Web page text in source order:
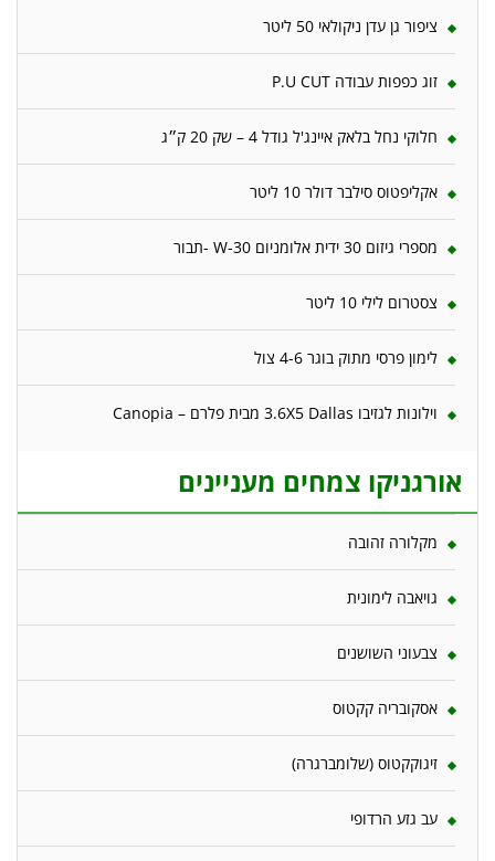
ציפור גן עדן ניקולאי 50 ליטר
זוג כפפות עבודה P.U CUT
חלוקי נחל בלאק איינג'ל גודל 4 – שק 20 ק״ג
אקליפטוס סילבר דולר 10 ליטר
מספרי גיזום 30 ידית אלומניום W-30 -תבור
צסטרום לילי 10 ליטר
לימון פרסי מתוק בוגר 4-6 צול
וילונות לגזיבו 3.6X5 Dallas מבית פלרם – Canopia
אורגניקו צמחים מעניינים
מקלורה זהובה
גויאבה לימונית
צבעוני השושנים
אסקובריה קקטוס
זיגוקקטוס (שלומברגרה)
עב גזע הרדופי